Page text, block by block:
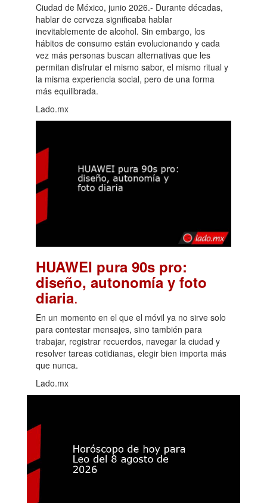
Ciudad de México, junio 2026.- Durante décadas,
hablar de cerveza significaba hablar
inevitablemente de alcohol. Sin embargo, los
hábitos de consumo están evolucionando y cada
vez más personas buscan alternativas que les
permitan disfrutar el mismo sabor, el mismo ritual y
la misma experiencia social, pero de una forma
más equilibrada.
Lado.mx
HUAWEI pura 90s pro:
diseño, autonomía y foto
diaria.
En un momento en el que el móvil ya no sirve solo
para contestar mensajes, sino también para
trabajar, registrar recuerdos, navegar la ciudad y
resolver tareas cotidianas, elegir bien importa más
que nunca.
Lado.mx